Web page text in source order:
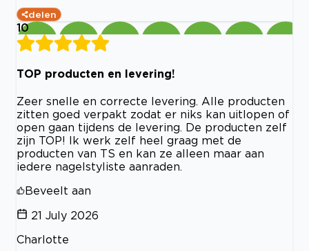
delen
10
TOP producten en levering!
Zeer snelle en correcte levering. Alle producten
zitten goed verpakt zodat er niks kan uitlopen of
open gaan tijdens de levering. De producten zelf
zijn TOP! Ik werk zelf heel graag met de
producten van TS en kan ze alleen maar aan
iedere nagelstyliste aanraden.
Beveelt aan
21 July 2026
Charlotte